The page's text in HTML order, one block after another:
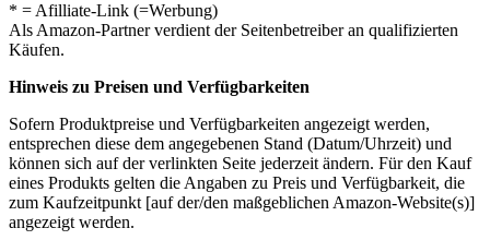
* = Afilliate-Link (=Werbung)
Als Amazon-Partner verdient der Seitenbetreiber an qualifizierten
Käufen.
Hinweis zu Preisen und Verfügbarkeiten
Sofern Produktpreise und Verfügbarkeiten angezeigt werden,
entsprechen diese dem angegebenen Stand (Datum/Uhrzeit) und
können sich auf der verlinkten Seite jederzeit ändern. Für den Kauf
eines Produkts gelten die Angaben zu Preis und Verfügbarkeit, die
zum Kaufzeitpunkt [auf der/den maßgeblichen Amazon-Website(s)]
angezeigt werden.